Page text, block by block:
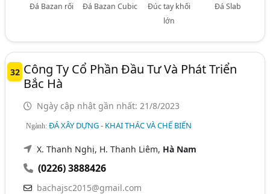
Đá Bazan rối Đá Bazan Cubic
Đúc tay khối
lớn
Đá Slab
32 Công Ty Cổ Phần Đầu Tư Và Phát Triển
Bắc Hà
Ngày cập nhật gần nhất: 21/8/2023
Ngành:ĐÁ XÂY DỰNG - KHAI THÁC VÀ CHẾ BIẾN
X. Thanh Nghị, H. Thanh Liêm, Hà Nam
(0226) 3888426
bachajsc2015@gmail.com